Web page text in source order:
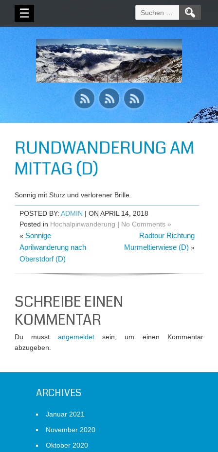
☰
Suchen
nach:
RUNDWANDERUNG AM
MITTAG (D)
Sonnig mit Sturz und verlorener Brille.
POSTED BY: ADMIN | ON APRIL 14, 2018
Posted in Hochalpinwanderung | No Comments »
« Sonnige
Aprilwanderung nach
Oberstdorf (D)
Radtour Richtung
Murmeltierwiese (D) »
SCHREIBE EINEN
KOMMENTAR
Du musst angemeldetsein, um einen Kommentar
abzugeben.
ARCHIVES
Januar 2021
November 2020
Oktober 2020